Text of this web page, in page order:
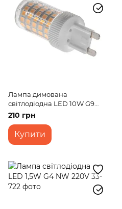
Лампа димована
світлодіодна LED 10W G9
WW T20 Dim 220V
210 грн
Купити